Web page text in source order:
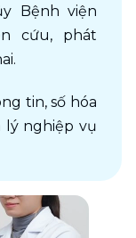
Bệnh viện
cứu, phát
tin, số hóa
lý nghiệp vụ